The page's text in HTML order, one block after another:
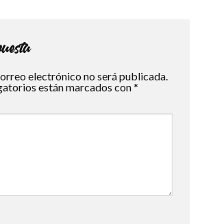
electrónico no será publicada.
están marcados con*